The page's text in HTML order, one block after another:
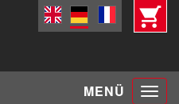
MENÜ Toggle